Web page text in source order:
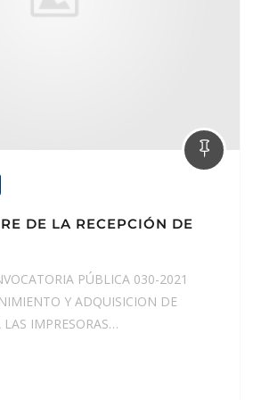
DE LA RECEPCIÓN DE
PÚBLICA 030-2021
Y ADQUISICION DE
LAS IMPRESORAS…